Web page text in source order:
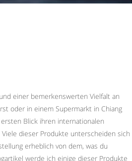
einer bemerkenswerten Vielfalt an
oder in einem Supermarkt in Chiang
Blick ihren internationalen
dieser Produkte unterscheiden sich
erheblich von dem, was du
werde ich einige dieser Produkte